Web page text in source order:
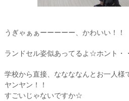
うぎゃぁぁーーーーー、かわいい！！
ランドセル姿似あってるよ☆ホント・
学校から直接、ななななんとお一人様
ヤンヤン！！
すごいじゃないですか☆